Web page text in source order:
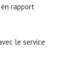
rapport
le service